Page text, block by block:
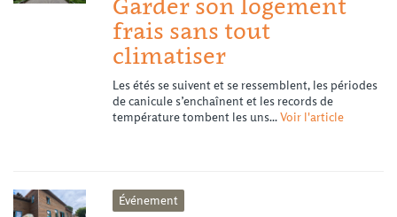
Garder son logement
frais sans tout
climatiser
Les étés se suivent et se ressemblent, les périodes
de canicule s’enchaînent et les records de
température tombent les uns...Voir l'article
Événement